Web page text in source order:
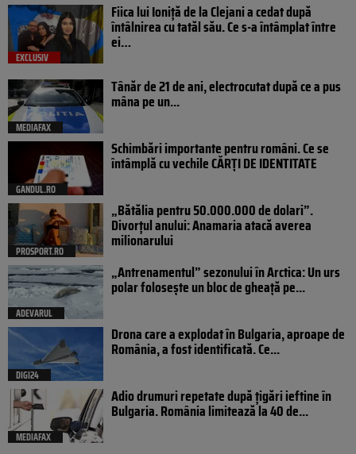
EXCLUSIV
Fiica lui Ioniță de la Clejani a cedat după
întâlnirea cu tatăl său. Ce s-a întâmplat între
ei…
MEDIAFAX
Tânăr de 21 de ani, electrocutat după ce a pus
mâna pe un...
GANDUL.RO
Schimbări importante pentru români. Ce se
întâmplă cu vechile CĂRȚI DE IDENTITATE
PROSPORT.RO
„Bătălia pentru 50.000.000 de dolari”.
Divorțul anului: Anamaria atacă averea
milionarului
ADEVARUL
„Antrenamentul” sezonului în Arctica: Un urs
polar folosește un bloc de gheață pe...
DIGI24
Drona care a explodat în Bulgaria, aproape de
România, a fost identificată. Ce...
MEDIAFAX
Adio drumuri repetate după țigări ieftine în
Bulgaria. România limitează la 40 de...